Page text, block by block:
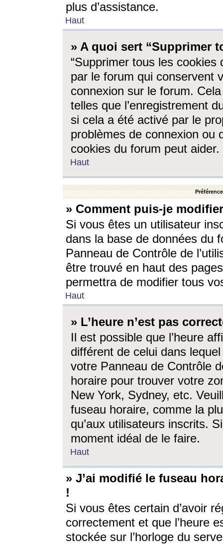
plus d’assistance.
Haut
» A quoi sert “Supprimer
“Supprimer tous les cookies
par le forum qui conservent
connexion sur le forum.
telles que l’enregistrement
si cela a été activé par le
problèmes de connexion ou
cookies du forum peut aider.
Haut
» Comment puis-je
Si vous êtes un utilisateur
dans la base de données du
Panneau de Contrôle de
être trouvé en haut des
permettra de modifier tous
Haut
» L’heure n’est pas
Il est possible que l’heure
différent de celui dans
votre Panneau de Contrôle
horaire pour trouver votre
New York, Sydney, etc.
fuseau horaire, comme la
qu’aux utilisateurs inscrits.
moment idéal de le faire.
Haut
» J’ai modifié le fuseau
!
Si vous êtes certain d’avoir
correctement et que l’heure
stockée sur l’horloge du